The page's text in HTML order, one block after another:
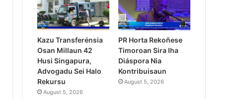
Kazu Transferénsia
Osan Millaun 42
Husi Singapura,
Advogadu Sei Halo
Rekursu
August 5, 2026
PR Horta Rekoñese
Timoroan Sira Iha
Diáspora Nia
Kontribuisaun
August 5, 2026